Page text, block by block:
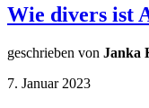
Wie divers ist
geschrieben von Janka
7. Januar 2023